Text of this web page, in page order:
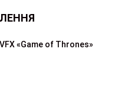
«Game of Thrones»